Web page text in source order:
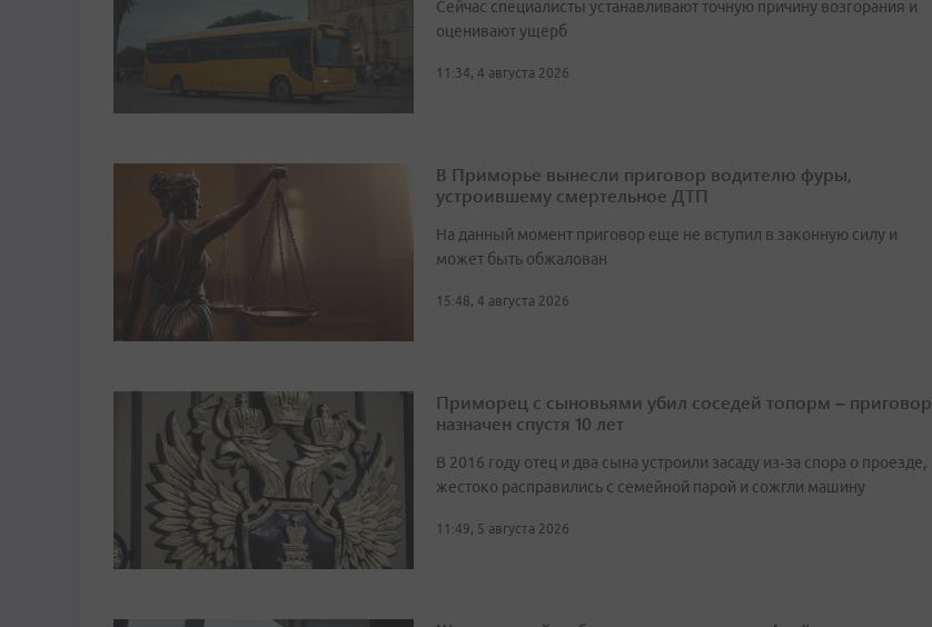
Сейчас специалисты устанавливают точную причину возгорания и
оценивают ущерб
11:34, 4 августа 2026
В Приморье вынесли приговор водителю фуры,
устроившему смертельное ДТП
На данный момент приговор еще не вступил в законную силу и
может быть обжалован
15:48, 4 августа 2026
Приморец с сыновьями убил соседей топорм – приговор
назначен спустя 10 лет
В 2016 году отец и два сына устроили засаду из‑за спора о проезде,
жестоко расправились с семейной парой и сожгли машину
11:49, 5 августа 2026